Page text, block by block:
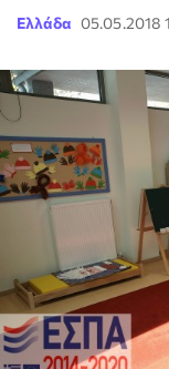
Ελλάδα 05.05.2018